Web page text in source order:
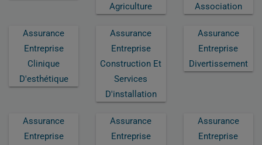
Agriculture
Association
Assurance
Entreprise
Clinique
D'esthétique
Assurance
Entreprise
Construction Et
Services
D'installation
Assurance
Entreprise
Divertissement
Assurance
Entreprise
Assurance
Entreprise
Assurance
Entreprise